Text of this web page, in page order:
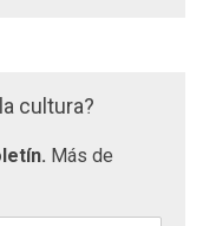
cultura?
Más de